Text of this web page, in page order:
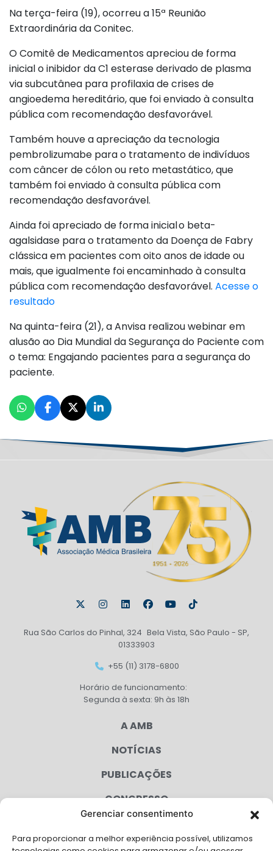
Gerenciar consentimento
Para proporcionar a melhor experiência possível, utilizamos
Na terça-feira (19), ocorreu a 15ª Reunião
Extraordinária da Conitec.
O Comitê de Medicamentos apreciou de forma
inicial o inibidor da C1 esterase derivado de plasma
via subcutânea para profilaxia de crises de
angioedema hereditário, que foi enviado à consulta
pública com recomendação desfavorável.
Também houve a apreciação da tecnologia
pembrolizumabe para o tratamento de indivíduos
com câncer de cólon ou reto metastático, que
também foi enviado à consulta pública com
recomendação desfavorável.
Ainda foi apreciado de forma inicial o beta-
agalsidase para o tratamento da Doença de Fabry
clássica em pacientes com oito anos de idade ou
mais, que igualmente foi encaminhado à consulta
pública com recomendação desfavorável. Acesse o
resultado
Na quinta-feira (21), a Anvisa realizou webinar em
alusão ao Dia Mundial da Segurança do Paciente com
o tema: Engajando pacientes para a segurança do
paciente.
Rua São Carlos do Pinhal, 324 Bela Vista, São Paulo - SP,
01333903
+55 (11) 3178-6800
Horário de funcionamento:
Segunda à sexta: 9h às 18h
A AMB
NOTÍCIAS
PUBLICAÇÕES
CONGRESSO